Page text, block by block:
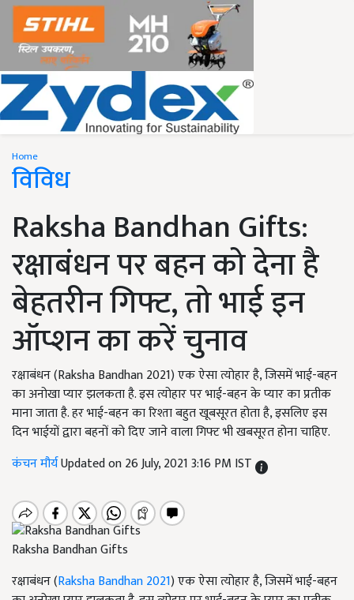
Home
विविध
Raksha Bandhan Gifts:
रक्षाबंधन पर बहन को देना है
बेहतरीन गिफ्ट, तो भाई इन
ऑप्शन का करें चुनाव
रक्षाबंधन (Raksha Bandhan 2021) एक ऐसा त्योहार है, जिसमें भाई-बहन
का अनोखा प्यार झलकता है. इस त्योहार पर भाई-बहन के प्यार का प्रतीक
माना जाता है. हर भाई-बहन का रिश्ता बहुत खूबसूरत होता है, इसलिए इस
दिन भाईयों द्वारा बहनों को दिए जाने वाला गिफ्ट भी खबसूरत होना चाहिए.
कंचन मौर्यUpdated on 26 July, 2021 3:16 PM IST
Raksha Bandhan Gifts
रक्षाबंधन (Raksha Bandhan 2021) एक ऐसा त्योहार है, जिसमें भाई-बहन